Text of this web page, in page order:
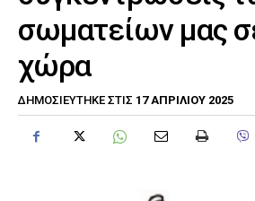
σωματείων μας
χώρα
ΔΗΜΟΣΙΕΎΤΗΚΕ ΣΤΙΣ 17 ΑΠΡΙΛΊΟΥ 2025